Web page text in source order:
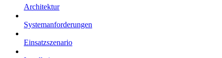
Architektur
Systemanforderungen
Einsatzszenario